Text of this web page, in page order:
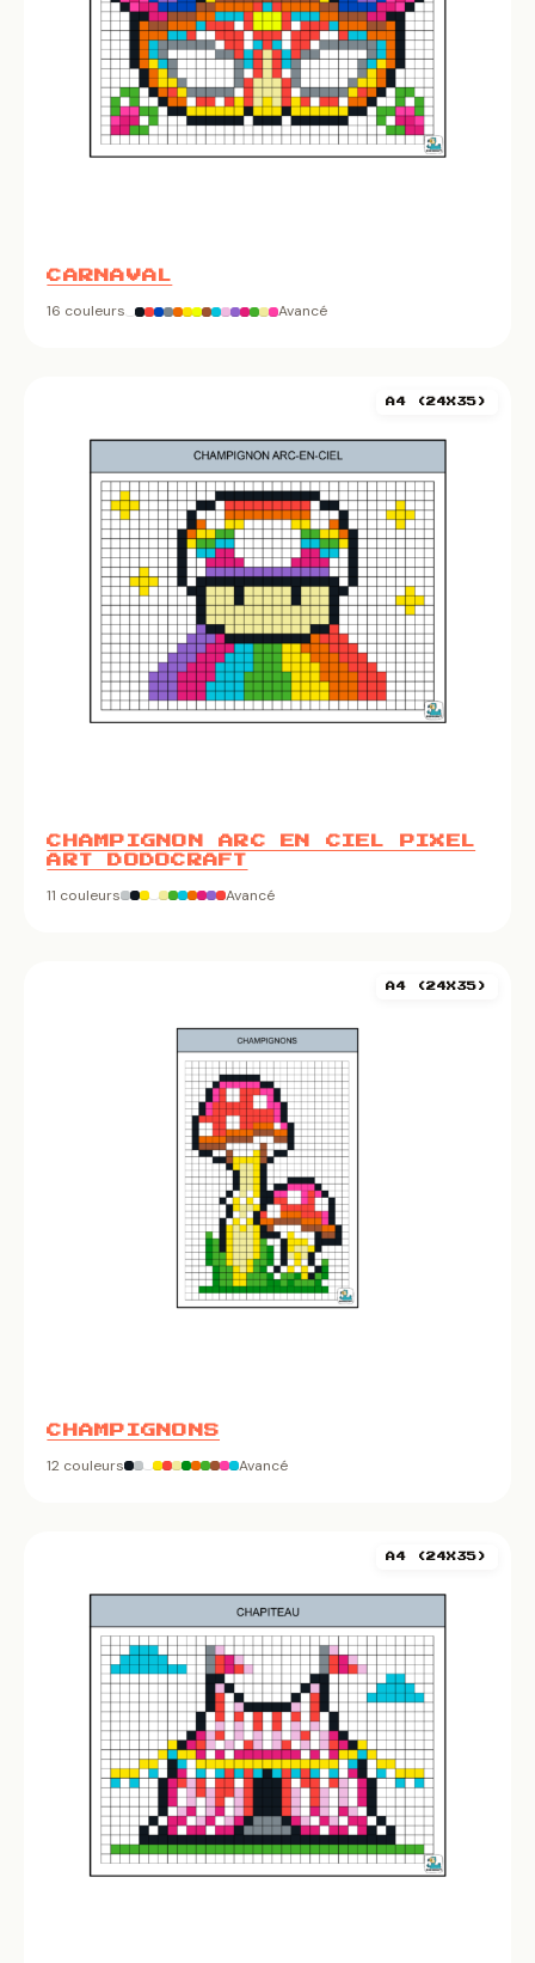
CARNAVAL
16 couleurs Avancé
A4 (24X35)
CHAMPIGNON ARC EN CIEL PIXEL
ART DODOCRAFT
11 couleurs Avancé
A4 (24X35)
CHAMPIGNONS
12 couleurs Avancé
A4 (24X35)